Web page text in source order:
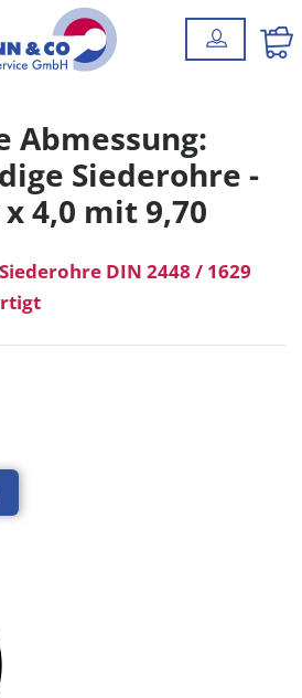
Abmessung:
Siederohre -
4,0 mit 9,70
DIN 2448 / 1629